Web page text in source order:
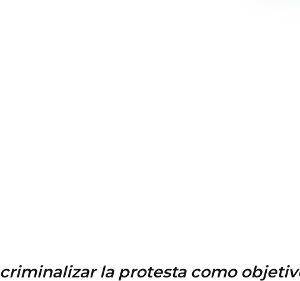
criminalizar la protesta como